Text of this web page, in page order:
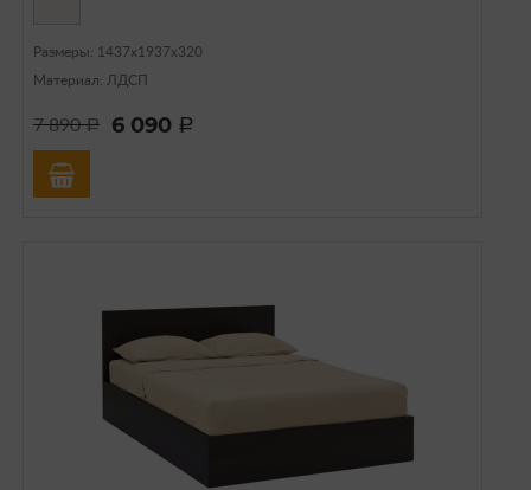
Размеры: 1437х1937х320
Материал: ЛДСП
7 890a 6 090 a